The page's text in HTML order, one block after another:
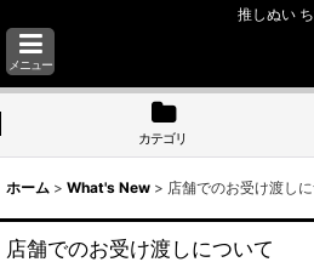
推しぬい
メニュー
カテゴリ
ホーム > What's New > 店舗でのお受け渡し
店舗でのお受け渡しについて